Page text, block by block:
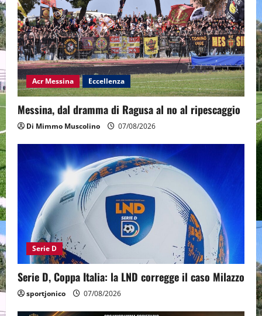
Acr Messina Eccellenza
Messina, dal dramma di Ragusa al no al ripescaggio
Di Mimmo Muscolino 07/08/2026
Serie D
Serie D, Coppa Italia: la LND corregge il caso Milazzo
sportjonico 07/08/2026